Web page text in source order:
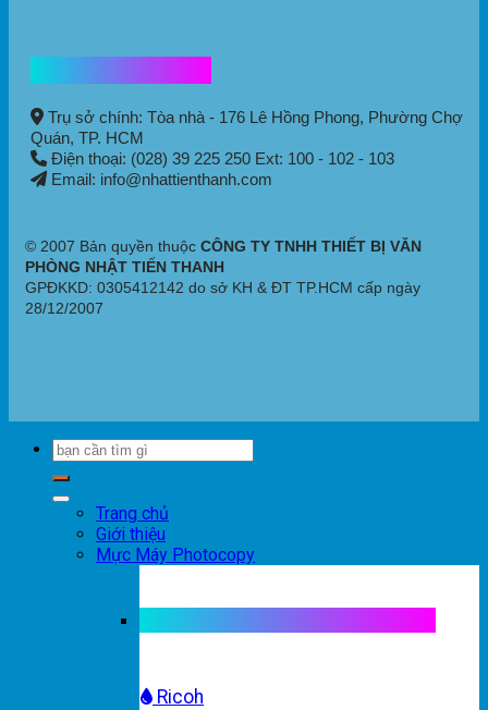
Trụ sở chính: Tòa nhà - 176 Lê Hồng Phong, Phường Chợ
Quán, TP. HCM
Điện thoại: (028) 39 225 250 Ext: 100 - 102 - 103
Email: info@nhattienthanh.com
© 2007 Bản quyền thuộc CÔNG TY TNHH THIẾT BỊ VĂN
PHÒNG NHẬT TIẾN THANH
GPĐKKD: 0305412142 do sở KH & ĐT TP.HCM cấp ngày
28/12/2007
Trang chủ
Giới thiệu
Mực Máy Photocopy
Ricoh